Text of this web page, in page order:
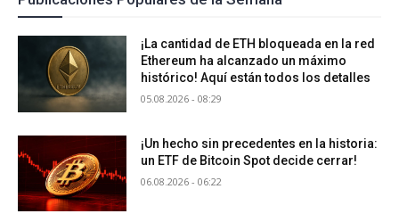
¡La cantidad de ETH bloqueada en la red
Ethereum ha alcanzado un máximo
histórico! Aquí están todos los detalles
05.08.2026 - 08:29
¡Un hecho sin precedentes en la historia:
un ETF de Bitcoin Spot decide cerrar!
06.08.2026 - 06:22